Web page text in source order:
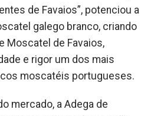
de Favaios”, potenciou a
galego branco, criando
Moscatel de Favaios,
e rigor um dos mais
moscatéis portugueses.
mercado, a Adega de